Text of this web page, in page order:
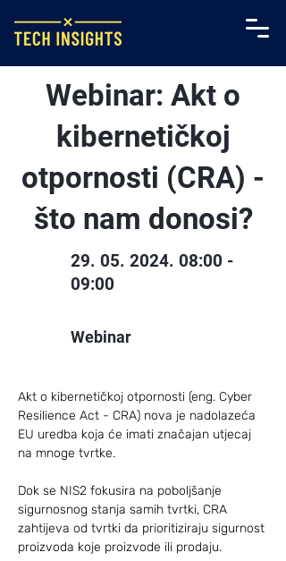
Webinar: Akt o
kibernetičkoj
otpornosti (CRA) -
što nam donosi?
29. 05. 2024. 08:00 -
09:00
Webinar
Akt o kibernetičkoj otpornosti (eng. Cyber
Resilience Act - CRA) nova je nadolazeća
EU uredba koja će imati značajan utjecaj
na mnoge tvrtke.
Dok se NIS2 fokusira na poboljšanje
sigurnosnog stanja samih tvrtki, CRA
zahtijeva od tvrtki da prioritiziraju sigurnost
proizvoda koje proizvode ili prodaju.